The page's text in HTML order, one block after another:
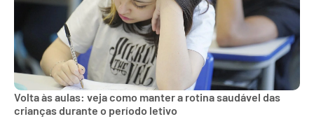
Volta às aulas: veja como manter a rotina saudável das
crianças durante o período letivo